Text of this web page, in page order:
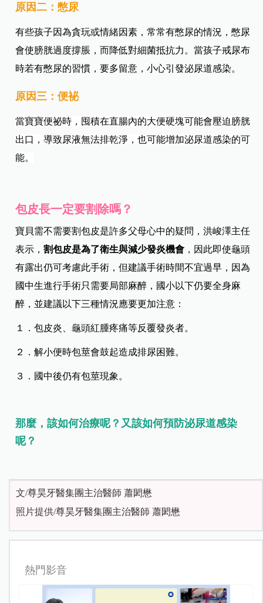
原因二：憋尿
有些孩子因為貪玩或情緒因素，常常有憋尿的情況，憋尿
會使膀胱過度撐脹，而降低對細菌抵抗力。當孩子戒尿布
時若有憋尿的習慣，要多留意，小心引發泌尿道感染。
原因三：便袐
當寶寶便祕時，囤積在直腸內的大便硬塊可能會壓迫膀胱
出口，導致尿液無法排乾淨，也可能增加泌尿道感染的可
能。
包皮長一定要割除嗎？
寶貝需不需要割包皮是許多父母心中的疑問，洪峻澤主任
表示，割包皮是為了衛生與減少發炎機會 ，因此即使龜頭
有露出仍可考慮此手術，但建議手術時間不宜過早，因為
國中生進行手術只需要局部麻醉，國小以下仍要全身麻
醉，並建議以下三種情況應要更加注意：
１．包皮炎、龜頭紅腫疼痛等反覆發炎者。
２．解小便時包莖會鼓起造成排尿困難。
３．國中後仍有包莖現象。
那麼，該如何治療呢？又該如何預防泌尿道感染
呢？
文/尊昊牙醫集團主治醫師 蕭閎懋
照片提供/尊昊牙醫集團主治醫師 蕭閎懋
熱門影音